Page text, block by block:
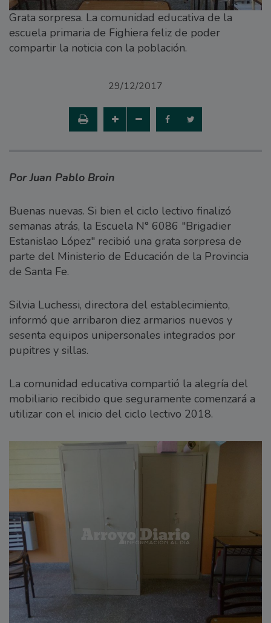
Grata sorpresa. La comunidad educativa de la
escuela primaria de Fighiera feliz de poder
compartir la noticia con la población.
29/12/2017
Por Juan Pablo Broin
Buenas nuevas. Si bien el ciclo lectivo finalizó
semanas atrás, la Escuela N° 6086 "Brigadier
Estanislao López" recibió una grata sorpresa de
parte del Ministerio de Educación de la Provincia
de Santa Fe.
Silvia Luchessi, directora del establecimiento,
informó que arribaron diez armarios nuevos y
sesenta equipos unipersonales integrados por
pupitres y sillas.
La comunidad educativa compartió la alegría del
mobiliario recibido que seguramente comenzará a
utilizar con el inicio del ciclo lectivo 2018.